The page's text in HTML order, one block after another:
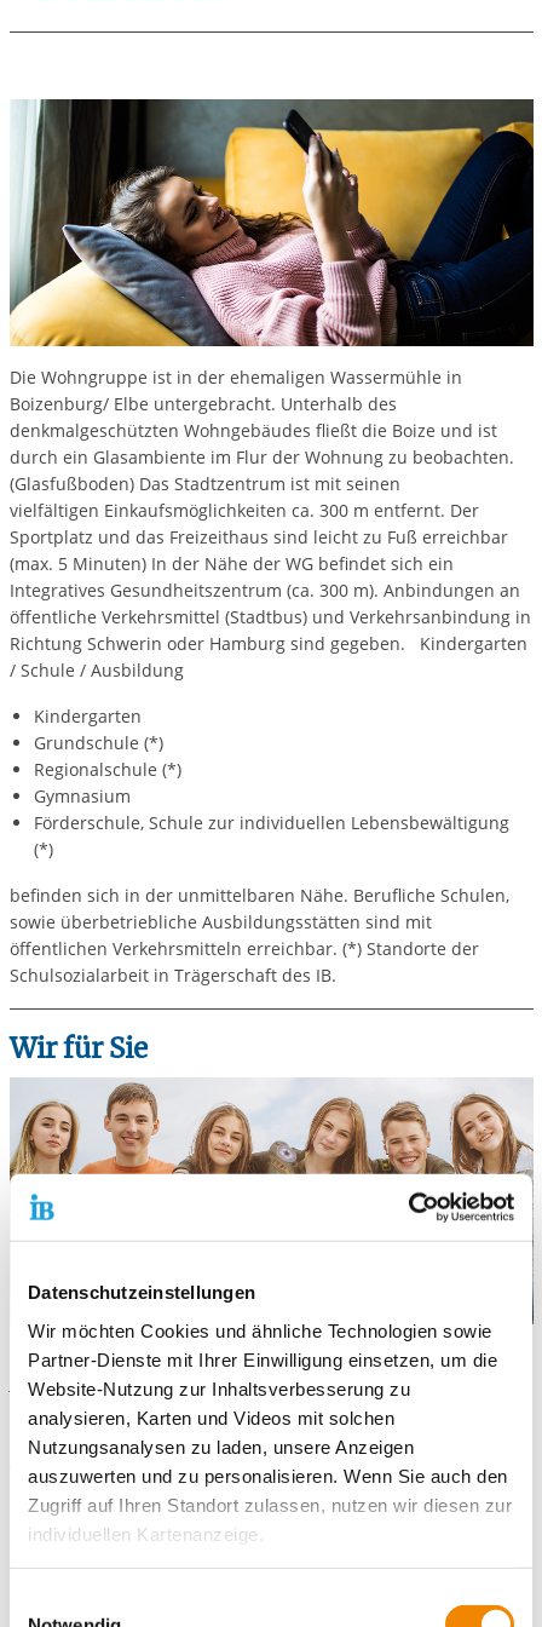
Datenschutzeinstellungen
Wir möchten Cookies und ähnliche Technologien sowie
Partner-Dienste mit Ihrer Einwilligung einsetzen, um die
Website-Nutzung zur Inhaltsverbesserung zu
analysieren, Karten und Videos mit solchen
Nutzungsanalysen zu laden, unsere Anzeigen
auszuwerten und zu personalisieren. Wenn Sie auch den
Zugriff auf Ihren Standort zulassen, nutzen wir diesen zur
individuellen Kartenanzeige.
unsere Partner Daten wie Ihre IP-Adresse und
Die Wohngruppe ist in der ehemaligen Wassermühle in
Boizenburg/ Elbe untergebracht. Unterhalb des
denkmalgeschützten Wohngebäudes fließt die Boize und ist
durch ein Glasambiente im Flur der Wohnung zu beobachten.
(Glasfußboden) Das Stadtzentrum ist mit seinen
vielfältigen Einkaufsmöglichkeiten ca. 300 m entfernt. Der
Sportplatz und das Freizeithaus sind leicht zu Fuß erreichbar
(max. 5 Minuten) In der Nähe der WG befindet sich ein
Integratives Gesundheitszentrum (ca. 300 m). Anbindungen an
öffentliche Verkehrsmittel (Stadtbus) und Verkehrsanbindung in
Richtung Schwerin oder Hamburg sind gegeben. Kindergarten
/ Schule / Ausbildung
Kindergarten
Grundschule (*)
Regionalschule (*)
Gymnasium
Förderschule, Schule zur individuellen Lebensbewältigung
(*)
befinden sich in der unmittelbaren Nähe. Berufliche Schulen,
sowie überbetriebliche Ausbildungsstätten sind mit
öffentlichen Verkehrsmitteln erreichbar. (*) Standorte der
Schulsozialarbeit in Trägerschaft des IB.
Wir für Sie
In unserer Wohngruppe leben Kinder und Jugendliche oder
junge Erwachsene, deren Problematik sich nicht (mehr)
innerhalb der bestehenden familiären Situation lösen ließ. Mit
unterschiedlicher sozialpädagogisch konzeptioneller
Ausrichtung bietet ihnen die Heimerziehung einen neuen
Lebenszusammenhang, in dem sie ihre eigenen Ressourcen
und Handlungskompetenzen positiv erleben und weiter
entwickeln können. Gemeinsam leben, lernen, wachsen ist für
diese jungen Menschen mit der Perspektive verbunden, nach
neue, eigenständige Lebenszusammenhänge zu erschließen. Im